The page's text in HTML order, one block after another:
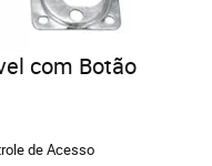
com Botão
de Acesso